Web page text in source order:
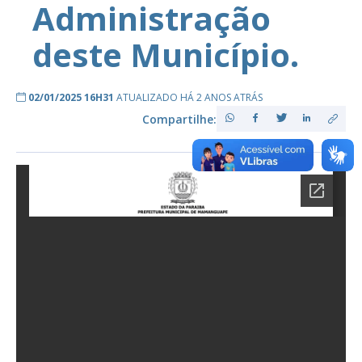
Administração
deste Município.
02/01/2025 16H31 ATUALIZADO HÁ 2 ANOS ATRÁS
Compartilhe: